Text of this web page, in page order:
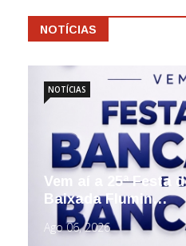
NOTÍCIAS
Vem aí a 25ª Festa
Baixada Flumin…
Ago 06, 2026
NOTÍCIAS